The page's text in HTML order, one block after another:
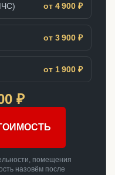
от 4 900 ₽
от 3 900 ₽
от 1 900 ₽
₽
помещения
назовём после